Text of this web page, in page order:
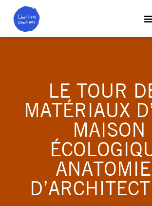
LE TOUR
MATÉRIAUX
MAISON